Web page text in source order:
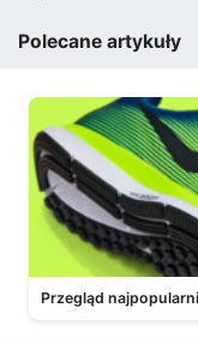
Polecane artykuły
Przegląd